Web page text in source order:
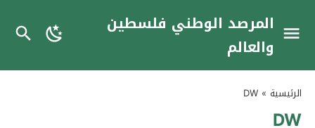
المرصد الوطني فلسطين
والعالم
الرئيسية »
DW
DW